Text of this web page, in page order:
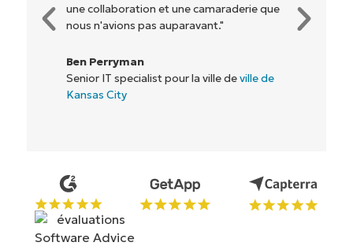
et une camaraderie que
n'avions pas auparavant."
IT specialist pour la ville deville de
Rory
Directeur